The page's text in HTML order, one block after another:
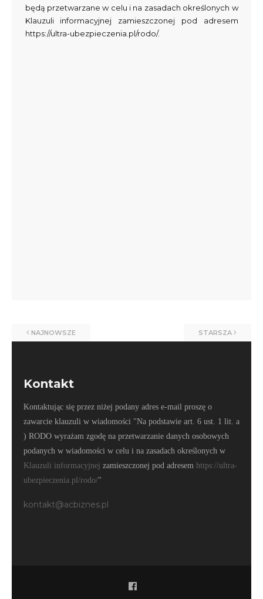
będą przetwarzane w celu i na zasadach określonych w
Klauzuli informacyjnej zamieszczonej pod adresem
https://ultra-ubezpieczenia.pl/rodo/.
NAJNOWSZE STARSZA
Kontakt
Kontaktując się przez niżej podany adres e-mail proszę o
zawarcie klauzuli w wiadomości "Na podstawie art. 6 ust. 1 lit. a
) RODO wyrażam zgodę na przetwarzanie danych osobowych
podanych w wiadomości w celu i na zasadach określonych w
Klauzuli informacyjnej zamieszczonej pod adresem https://ultra-
ubezpieczenia.pl/rodo/"
kontakt@acbiznes.pl